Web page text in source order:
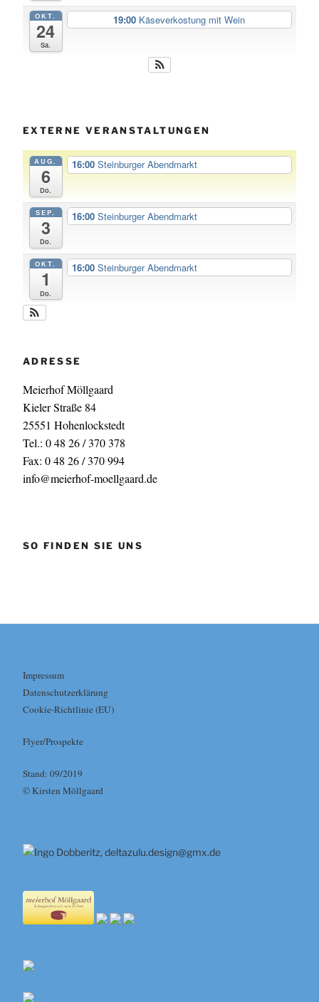
OKT.
24
Sa.
19:00 Käseverkostung mit Wein
EXTERNE VERANSTALTUNGEN
AUG.
6
Do.
16:00 Steinburger Abendmarkt
SEP.
3
Do.
16:00 Steinburger Abendmarkt
OKT.
1
Do.
16:00 Steinburger Abendmarkt
ADRESSE
Meierhof Möllgaard
Kieler Straße 84
25551 Hohenlockstedt
Tel.: 0 48 26 / 370 378
Fax: 0 48 26 / 370 994
info@meierhof-moellgaard.de
SO FINDEN SIE UNS
Impressum
Datenschutzerklärung
Cookie-Richtlinie (EU)
Flyer/Prospekte
Stand: 09/2019
© Kirsten Möllgaard